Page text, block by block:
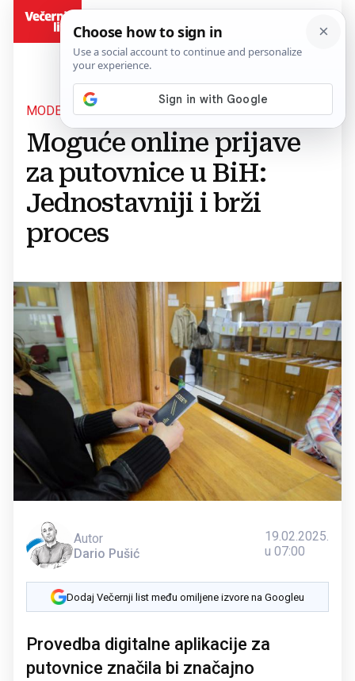
MODERNIZACIJA JAVNE UPRAVE
Moguće online prijave
za putovnice u BiH:
Jednostavniji i brži
proces
Autor
Dario Pušić
19.02.2025.
u 07:00
Dodaj Večernji list među omiljene izvore na Googleu
Provedba digitalne aplikacije za
putovnice značila bi značajno